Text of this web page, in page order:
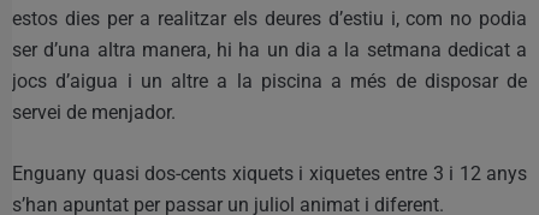
estos dies per a realitzar els deures d’estiu i, com no podia
ser d’una altra manera, hi ha un dia a la setmana dedicat a
jocs d’aigua i un altre a la piscina a més de disposar de
servei de menjador.
Enguany quasi dos-cents xiquets i xiquetes entre 3 i 12 anys
s’han apuntat per passar un juliol animat i diferent.